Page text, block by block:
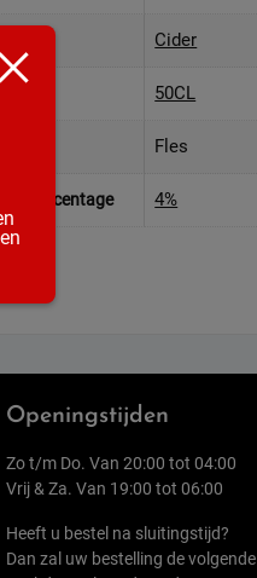
Cider
50CL
Fles
4%
Openingstijden
Zo t/m Do. Van 20:00 tot 04:00
Vrij & Za. Van 19:00 tot 06:00
Heeft u bestel na sluitingstijd?
Dan zal uw bestelling de volgende